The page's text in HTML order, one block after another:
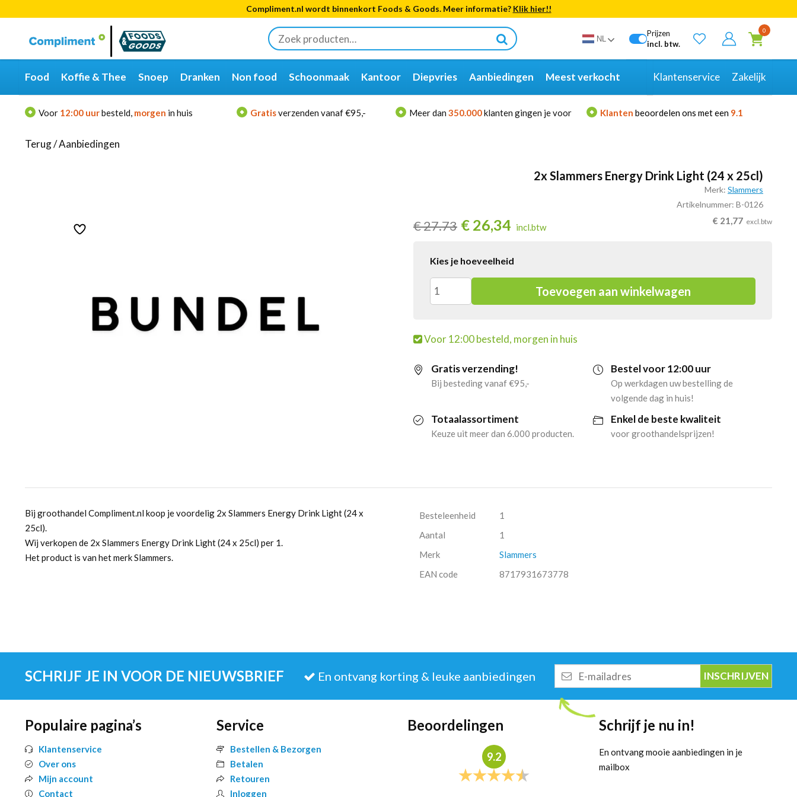
Compliment.nl wordt binnenkort Foods & Goods. Meer informatie? Klik hier!!
Zoeken
naar:
Categorieën
Merken
NL
Prijzen
incl. btw.
0
Food Koffie & Thee Snoep Dranken Non food Schoonmaak Kantoor Diepvries Aanbiedingen Meest verkocht Klantenservice Zakelijk
Voor 12:00 uurbesteld, morgen in huis Gratisverzenden vanaf €95,- Meer dan 350.000klanten gingen je voor Klanten beoordelen ons met een 9.1
Terug/Aanbiedingen
2x Slammers Energy Drink Light (24 x 25cl)
Merk: Slammers
Artikelnummer: B-0126
€27.73 € 26,34 incl.btw
€ 21,77 excl.btw
Kies je hoeveelheid
2x
Energy
Drink
Toevoegen aan winkelwagen
Voor 12:00 besteld, morgen in huis
Gratis verzending!
Bij besteding vanaf €95,-
Bestel voor 12:00 uur
Op werkdagen uw bestelling de
volgende dag in huis!
Totaalassortiment
Keuze uit meer dan 6.000 producten.
Enkel de beste kwaliteit
voor groothandelsprijzen!
Bij groothandel Compliment.nl koop je voordelig 2x Slammers Energy Drink Light (24 x
25cl).
Wij verkopen de 2x Slammers Energy Drink Light (24 x 25cl) per 1.
Het product is van het merk Slammers.
Besteleenheid
1
Aantal
1
Merk
Slammers
EAN code
8717931673778
SCHRIJF JE IN VOOR DE NIEUWSBRIEF En ontvang korting & leuke aanbiedingen
mailadres
Populaire pagina’s
Klantenservice
Over ons
Mijn account
Contact
Service
Bestellen & Bezorgen
Betalen
Retouren
Inloggen
Beoordelingen
9.2
Schrijf je nu in!
En ontvang mooie aanbiedingen in je
mailbox